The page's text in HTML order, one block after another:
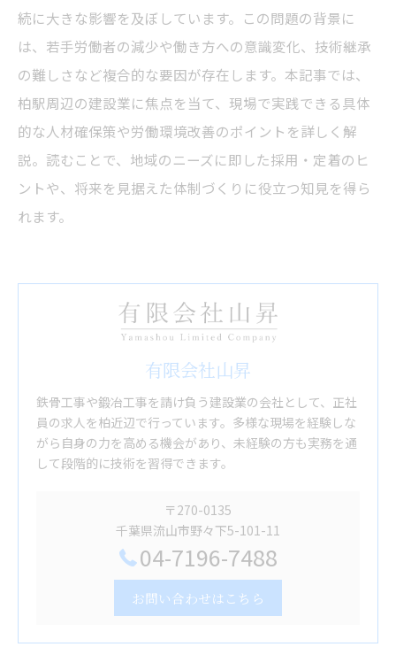
続に大きな影響を及ぼしています。この問題の背景に
は、若手労働者の減少や働き方への意識変化、技術継承
の難しさなど複合的な要因が存在します。本記事では、
柏駅周辺の建設業に焦点を当て、現場で実践できる具体
的な人材確保策や労働環境改善のポイントを詳しく解
説。読むことで、地域のニーズに即した採用・定着のヒ
ントや、将来を見据えた体制づくりに役立つ知見を得ら
れます。
有限会社山昇
鉄骨工事や鍛冶工事を請け負う建設業の会社として、正社
員の求人を柏近辺で行っています。多様な現場を経験しな
がら自身の力を高める機会があり、未経験の方も実務を通
して段階的に技術を習得できます。
〒270-0135
千葉県流山市野々下5-101-11
04-7196-7488
お問い合わせはこちら